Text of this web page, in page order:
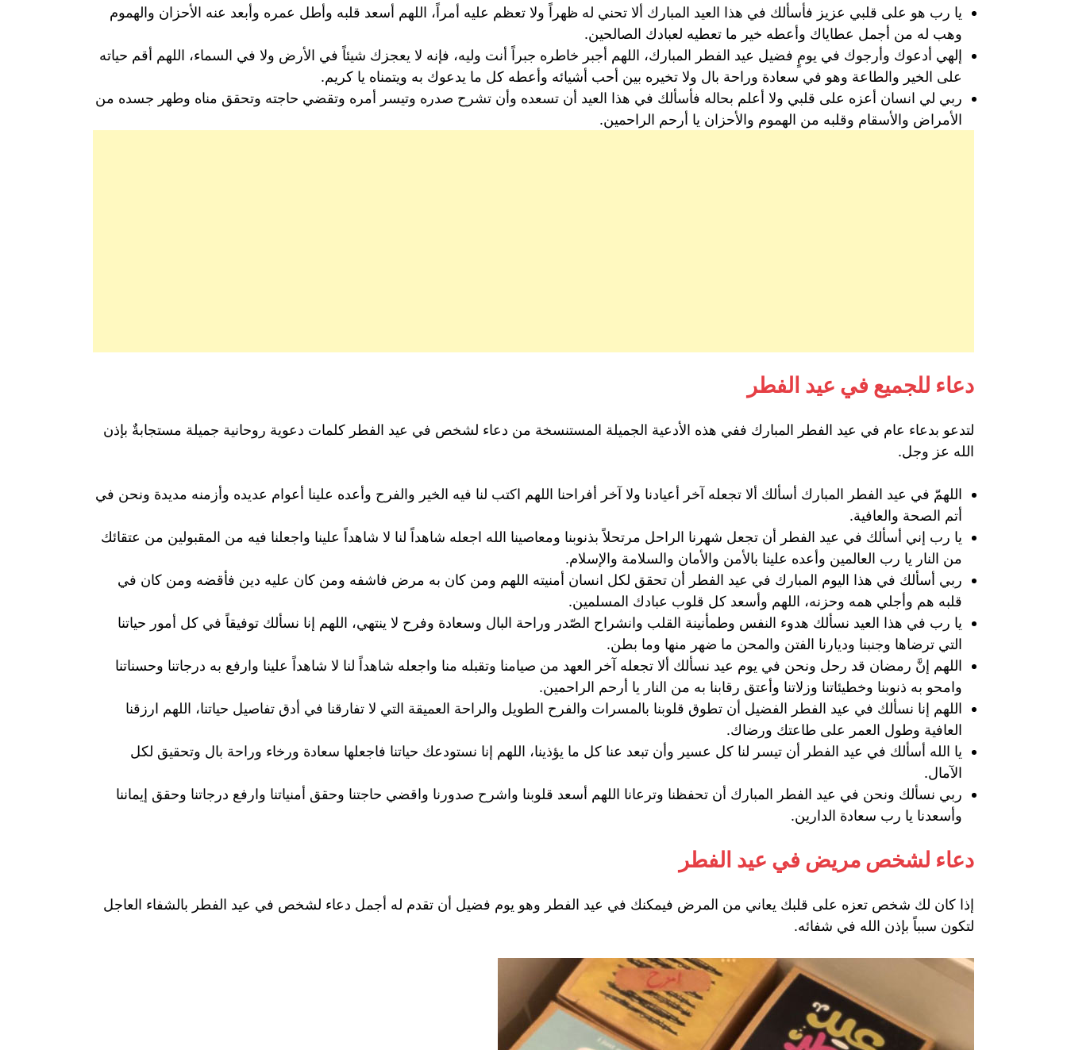
يا رب هو على قلبي عزيز فأسألك في هذا العيد المبارك ألا تحني له ظهراً ولا تعظم عليه أمراً، اللهم أسعد قلبه وأطل عمره وأبعد عنه الأحزان والهموم
وهب له من أجمل عطاياك وأعطه خير ما تعطيه لعبادك الصالحين.
إلهي أدعوك وأرجوك في يومٍ فضيل عيد الفطر المبارك، اللهم أجبر خاطره جبراً أنت وليه، فإنه لا يعجزك شيئاً في الأرض ولا في السماء، اللهم أقم حياته
على الخير والطاعة وهو في سعادة وراحة بال ولا تخيره بين أحب أشيائه وأعطه كل ما يدعوك به ويتمناه يا كريم.
ربي لي انسان أعزه على قلبي ولا أعلم بحاله فأسألك في هذا العيد أن تسعده وأن تشرح صدره وتيسر أمره وتقضي حاجته وتحقق مناه وطهر جسده من
الأمراض والأسقام وقلبه من الهموم والأحزان يا أرحم الراحمين.
دعاء للجميع في عيد الفطر
لتدعو بدعاء عام في عيد الفطر المبارك ففي هذه الأدعية الجميلة المستنسخة من دعاء لشخص في عيد الفطر كلمات دعوية روحانية جميلة مستجابةٌ بإذن
الله عز وجل.
اللهمّ في عيد الفطر المبارك أسألك ألا تجعله آخر أعيادنا ولا آخر أفراحنا اللهم اكتب لنا فيه الخير والفرح وأعده علينا أعوام عديده وأزمنه مديدة ونحن في
أتم الصحة والعافية.
يا رب إني أسألك في عيد الفطر أن تجعل شهرنا الراحل مرتحلاً بذنوبنا ومعاصينا الله اجعله شاهداً لنا لا شاهداً علينا واجعلنا فيه من المقبولين من عتقائك
من النار يا رب العالمين وأعده علينا بالأمن والأمان والسلامة والإسلام.
ربي أسألك في هذا اليوم المبارك في عيد الفطر أن تحقق لكل انسان أمنيته اللهم ومن كان به مرض فاشفه ومن كان عليه دين فأقضه ومن كان في
قلبه هم وأجلي همه وحزنه، اللهم وأسعد كل قلوب عبادك المسلمين.
يا رب في هذا العيد نسألك هدوء النفس وطمأنينة القلب وانشراح الصّدر وراحة البال وسعادة وفرح لا ينتهي، اللهم إنا نسألك توفيقاً في كل أمور حياتنا
التي ترضاها وجنبنا وديارنا الفتن والمحن ما ضهر منها وما بطن.
اللهم إنَّ رمضان قد رحل ونحن في يوم عيد نسألك ألا تجعله آخر العهد من صيامنا وتقبله منا واجعله شاهداً لنا لا شاهداً علينا وارفع به درجاتنا وحسناتنا
وامحو به ذنوبنا وخطيئاتنا وزلاتنا وأعتق رقابنا به من النار يا أرحم الراحمين.
اللهم إنا نسألك في عيد الفطر الفضيل أن تطوق قلوبنا بالمسرات والفرح الطويل والراحة العميقة التي لا تفارقنا في أدق تفاصيل حياتنا، اللهم ارزقنا
العافية وطول العمر على طاعتك ورضاك.
يا الله أسألك في عيد الفطر أن تيسر لنا كل عسير وأن تبعد عنا كل ما يؤذينا، اللهم إنا نستودعك حياتنا فاجعلها سعادة ورخاء وراحة بال وتحقيق لكل
الآمال.
ربي نسألك ونحن في عيد الفطر المبارك أن تحفظنا وترعانا اللهم أسعد قلوبنا واشرح صدورنا واقضي حاجتنا وحقق أمنياتنا وارفع درجاتنا وحقق إيماننا
وأسعدنا يا رب سعادة الدارين.
دعاء لشخص مريض في عيد الفطر
إذا كان لك شخص تعزه على قلبك يعاني من المرض فيمكنك في عيد الفطر وهو يوم فضيل أن تقدم له أجمل دعاء لشخص في عيد الفطر بالشفاء العاجل
لتكون سبباً بإذن الله في شفائه.